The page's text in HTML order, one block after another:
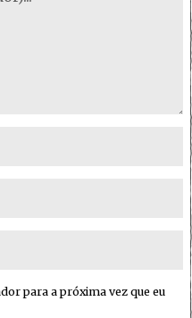
para a próxima vez que eu